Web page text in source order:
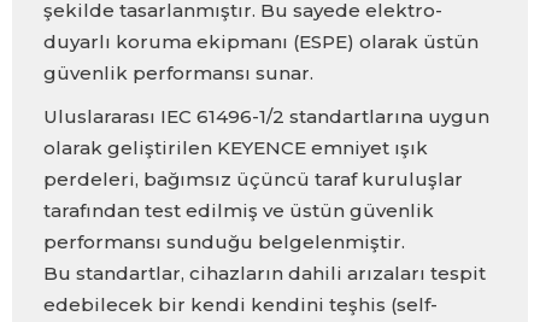
şekilde tasarlanmıştır. Bu sayede elektro-
duyarlı koruma ekipmanı (ESPE) olarak üstün
güvenlik performansı sunar.
Uluslararası IEC 61496-1/2 standartlarına uygun
olarak geliştirilen KEYENCE emniyet ışık
perdeleri, bağımsız üçüncü taraf kuruluşlar
tarafından test edilmiş ve üstün güvenlik
performansı sunduğu belgelenmiştir.
Bu standartlar, cihazların dahili arızaları tespit
edebilecek bir kendi kendini teşhis (self-